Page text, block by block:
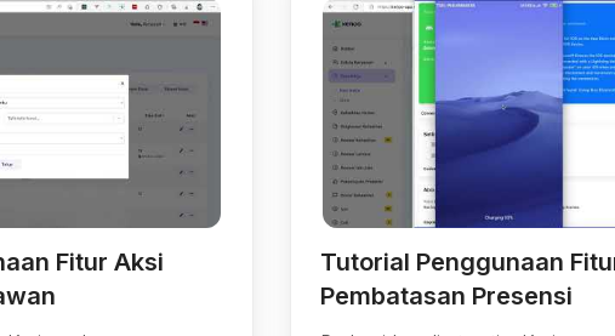
Fitur Aksi
Tutorial Penggunaan
Pembatasan Presensi